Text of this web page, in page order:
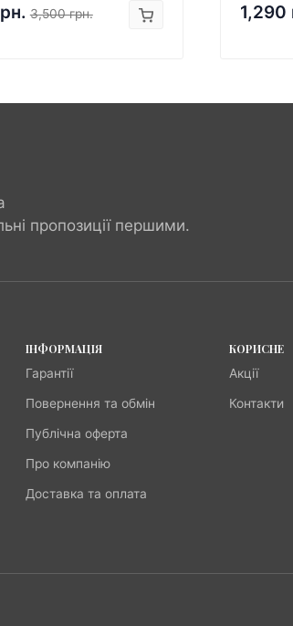
3,500 грн. 1,290
пропозиції першими.
ІНФОРМАЦІЯ
Гарантії
Повернення та обмін
Публічна оферта
Про компанію
Доставка та оплата
КОРИСНЕ
Акції
Контакти